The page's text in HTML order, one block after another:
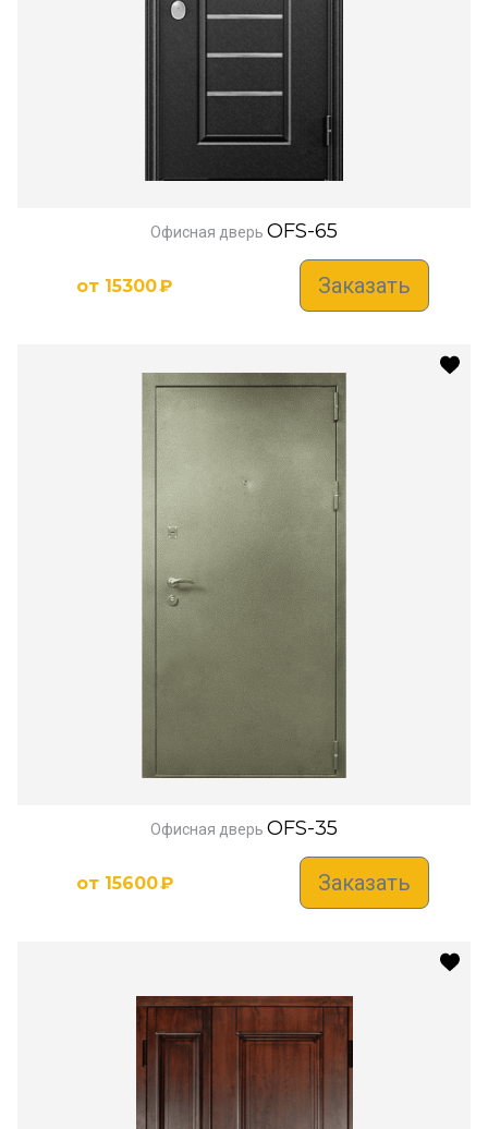
Офисная дверь OFS-65
от 15300₽ Заказать
Офисная дверь OFS-35
от 15600₽ Заказать